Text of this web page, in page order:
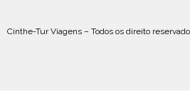
Cinthe-Tur Viagens – Todos os direito